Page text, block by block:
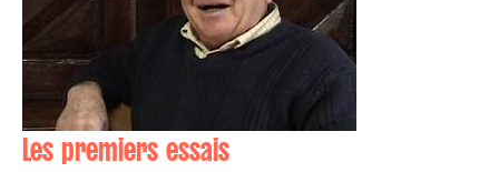
Les premiers essais